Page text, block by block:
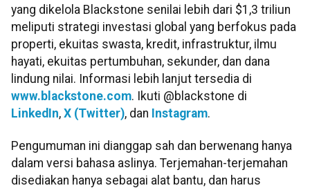
yang dikelola Blackstone senilai lebih dari $1,3 triliun
meliputi strategi investasi global yang berfokus pada
properti, ekuitas swasta, kredit, infrastruktur, ilmu
hayati, ekuitas pertumbuhan, sekunder, dan dana
lindung nilai. Informasi lebih lanjut tersedia di
www.blackstone.com. Ikuti @blackstone di
LinkedIn, X (Twitter), dan Instagram.
Pengumuman ini dianggap sah dan berwenang hanya
dalam versi bahasa aslinya. Terjemahan-terjemahan
disediakan hanya sebagai alat bantu, dan harus